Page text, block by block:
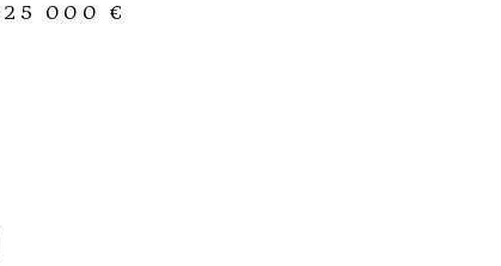
000 €